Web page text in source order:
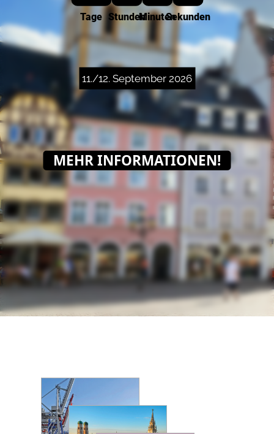
Tage StundenMinutenSekunden
11./12. September 2026
MEHR INFORMATIONEN!